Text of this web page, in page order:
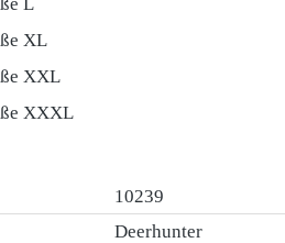
XL
XXL
XXXL
10239
Deerhunter